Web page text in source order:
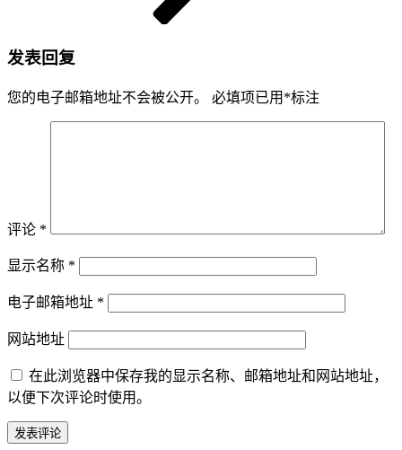
发表回复
您的电子邮箱地址不会被公开。 必填项已用 *标注
评论 *
显示名称 *
电子邮箱地址 *
网站地址
在此浏览器中保存我的显示名称、邮箱地址和网站地址，
以便下次评论时使用。